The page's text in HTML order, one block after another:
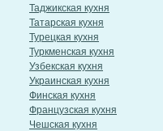
Таджикская кухня
Татарская кухня
Турецкая кухня
Туркменская кухня
Узбекская кухня
Украинская кухня
Финская кухня
Французская кухня
Чешская кухня